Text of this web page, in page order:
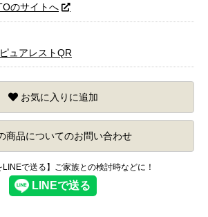
のサイトへ
ピュアレストQR
お気に入りに追加
商品についてのお問い合わせ
LINEで送る】ご家族との検討時などに！